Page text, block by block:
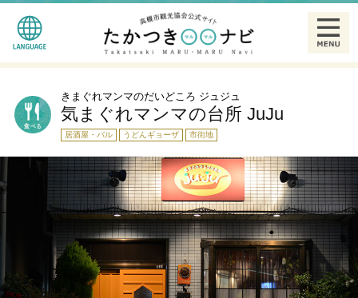
きまぐれマンマのだいどころ ジュジュ
気まぐれマンマの台所 JuJu
居酒屋・バル うどんギョーザ 市街地
食べる
特産品
简体中文
繁體中文